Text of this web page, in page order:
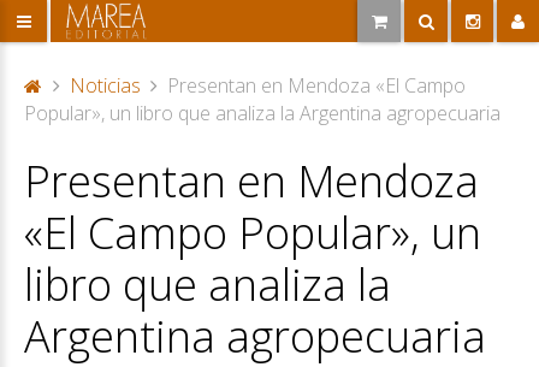
P
ta
d
Noticias
Presentan en Mendoza «El Campo
Popular», un libro que analiza la Argentina agropecuaria
Presentan en Mendoza
«El Campo Popular», un
libro que analiza la
Argentina agropecuaria